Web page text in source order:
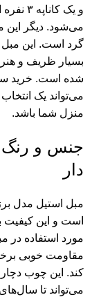
و یک
گرد است. این مبل
بسیار ظریف و
شده است. خرید
می‌تواند یک
منزل شما باشد.
جنس و رنگ
دار
مبل استیل مدل
است و این
مورد استفاده در
مقاومت خوبی
کند. این چوب
می‌تواند تا